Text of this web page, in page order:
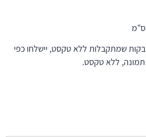
שמתקבלות ללא טקסט, יישלחו כפי
ללא טקסט.